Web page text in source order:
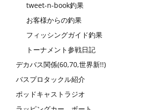
tweet-n-book釣果
お客様からの釣果
フィッシングガイド釣果
トーナメント参戦日記
デカバス関係(60,70,世界新!!)
バスプロタックル紹介
ポッドキャストラジオ